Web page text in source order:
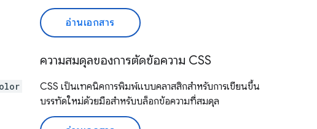
อ่านเอกสาร
ความสมดุลของการตัดข้อความ CSS
CSS เป็นเทคนิคการพิมพ์แบบคลาสสิกสำหรับการเขียนขึ้น
บรรทัดใหม่ด้วยมือสำหรับบล็อกข้อความที่สมดุล